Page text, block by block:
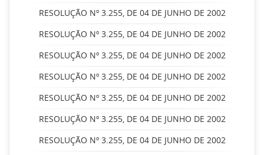
RESOLUÇÃO Nº 3.255, DE 04 DE JUNHO DE 2002
RESOLUÇÃO Nº 3.255, DE 04 DE JUNHO DE 2002
RESOLUÇÃO Nº 3.255, DE 04 DE JUNHO DE 2002
RESOLUÇÃO Nº 3.255, DE 04 DE JUNHO DE 2002
RESOLUÇÃO Nº 3.255, DE 04 DE JUNHO DE 2002
RESOLUÇÃO Nº 3.255, DE 04 DE JUNHO DE 2002
RESOLUÇÃO Nº 3.255, DE 04 DE JUNHO DE 2002